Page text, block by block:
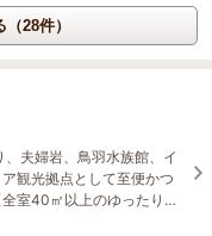
28件）
夫婦岩、鳥羽水族館、イ
観光拠点として至便かつ
室40㎡以上のゆったりと
ゾートホテルです